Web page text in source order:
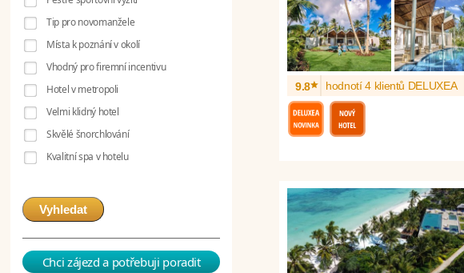
Tip pro novomanžele
Místa k poznání v okolí
Vhodný pro firemní incentivu
Hotel v metropoli
Velmi klidný hotel
Skvělé šnorchlování
Kvalitní spa v hotelu
Vyhledat
Chci zájezd a potřebuji poradit
9.8* hodnotí 4 klientů DELUXEA